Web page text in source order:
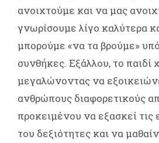
ανοιχτούμε και να μας
γνωρίσουμε λίγο καλύτερα
μπορούμε «να τα βρούμε»
συνθήκες. Εξάλλου, το παιδί
μεγαλώνοντας να
ανθρώπους διαφορετικούς
προκειμένου να εξασκεί τις
του δεξιότητες και να